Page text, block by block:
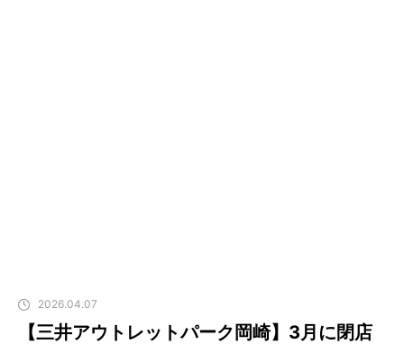
2026.04.07
【三井アウトレットパーク岡崎】3月に閉店